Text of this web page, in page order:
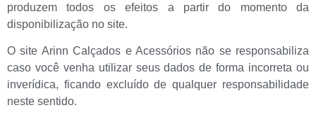
produzem todos os efeitos a partir do momento da
disponibilização no site.
O site Arinn Calçados e Acessórios não se responsabiliza
caso você venha utilizar seus dados de forma incorreta ou
inverídica, ficando excluído de qualquer responsabilidade
neste sentido.